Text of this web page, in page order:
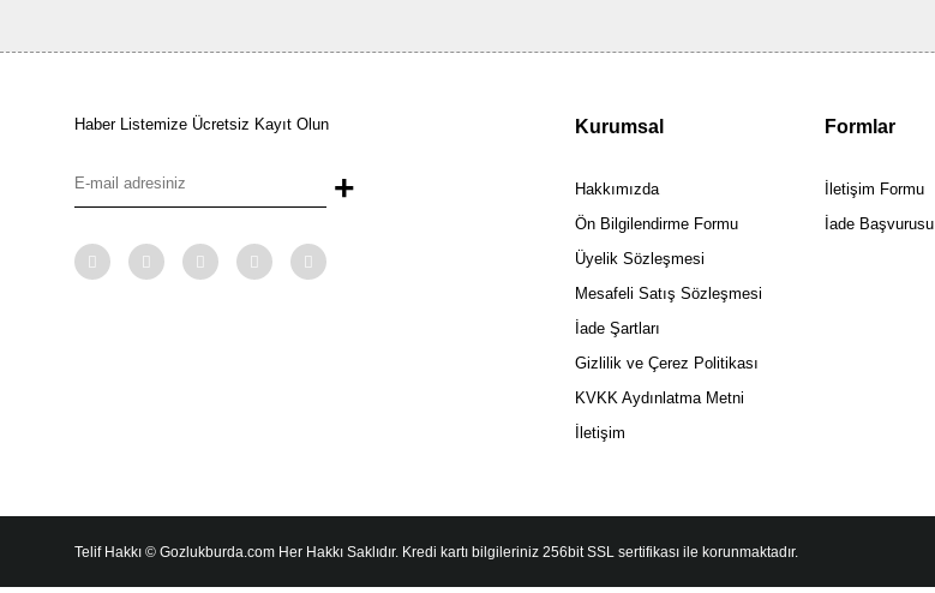
Haber Listemize Ücretsiz Kayıt Olun
+
Kurumsal
Hakkımızda
Ön Bilgilendirme Formu
Üyelik Sözleşmesi
Mesafeli Satış Sözleşmesi
İade Şartları
Gizlilik ve Çerez Politikası
KVKK Aydınlatma Metni
İletişim
Formlar
İletişim Formu
İade Başvurusu
Telif Hakkı © Gozlukburda.com Her Hakkı Saklıdır. Kredi kartı bilgileriniz 256bit SSL sertifikası ile korunmaktadır.